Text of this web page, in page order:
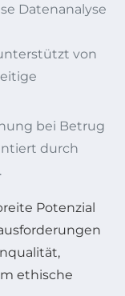
Datenanalyse
von
bei Betrug
durch
Potenzial
ethische